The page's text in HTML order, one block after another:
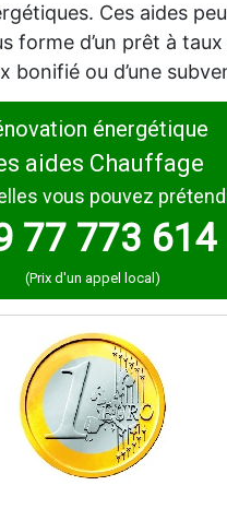
Ces aides
forme d’un prêt à taux
bonifié ou d’une
énergétique
aides Chauffage
vous pouvez
77 773 614
(Prix d'un appel local)